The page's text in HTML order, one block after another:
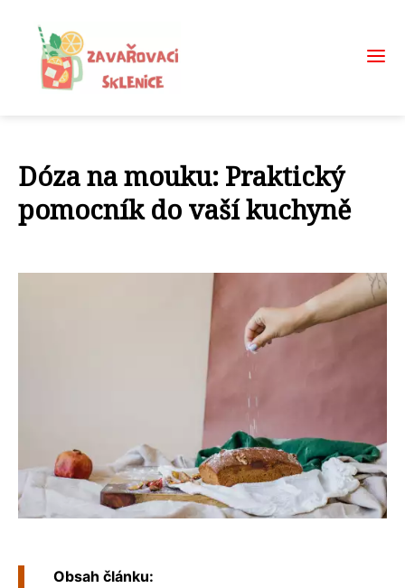
Dóza na mouku: Praktický
pomocník do vaší kuchyně
Obsah článku: